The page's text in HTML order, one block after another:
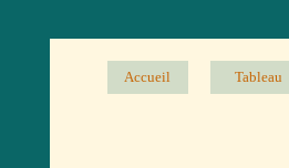
Accueil Tableau